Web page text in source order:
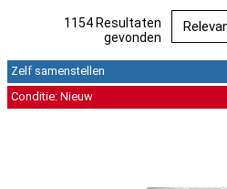
1154 Resultaten
gevonden
Zelf samenstellen
Conditie: Nieuw